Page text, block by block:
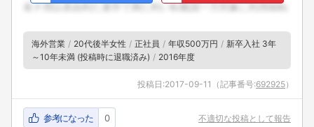
海外営業 20代後半女性 正社員 年収500万円
新卒入社 3年
～10年未満 (投稿時に退職済み)
2016年度
投稿日:2017-09-11 （記事番号:692925）
参考になった 0 不適切な投稿として報告